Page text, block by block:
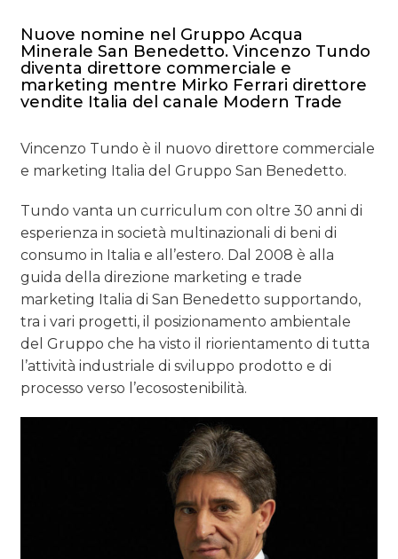
Nuove nomine nel Gruppo Acqua
Minerale San Benedetto. Vincenzo Tundo
diventa direttore commerciale e
marketing mentre Mirko Ferrari direttore
vendite Italia del canale Modern Trade
Vincenzo Tundo è il nuovo direttore commerciale
e marketing Italia del Gruppo San Benedetto.
Tundo vanta un curriculum con oltre 30 anni di
esperienza in società multinazionali di beni di
consumo in Italia e all’estero. Dal 2008 è alla
guida della direzione marketing e trade
marketing Italia di San Benedetto supportando,
tra i vari progetti, il posizionamento ambientale
del Gruppo che ha visto il riorientamento di tutta
l’attività industriale di sviluppo prodotto e di
processo verso l’ecosostenibilità.